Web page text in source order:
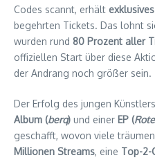
Codes scannt, erhält
begehrten Tickets. Das lohnt
wurden rund 80 Prozent aller
offiziellen Start über diese
der Andrang noch größer sein.
Der Erfolg des jungen
Album (berq) und einer EP (
geschafft, wovon viele
Millionen Streams, eine Top-2-